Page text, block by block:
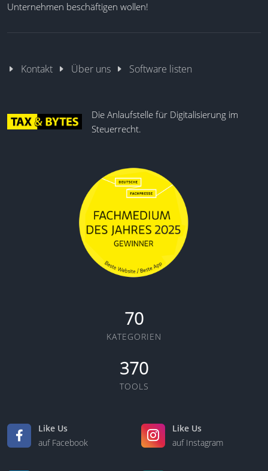
Unternehmen beschäftigen wollen!
Kontakt Über uns Software listen
Die Anlaufstelle für Digitalisierung im
Steuerrecht.
70
KATEGORIEN
370
TOOLS
Like Us
auf Facebook
Like Us
auf Instagram